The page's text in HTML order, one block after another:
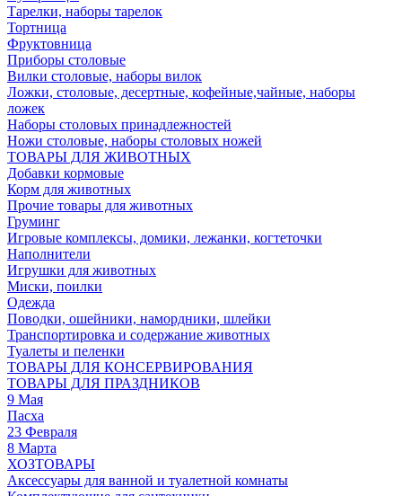
Тарелки, наборы тарелок
Тортница
Фруктовница
Приборы столовые
Вилки столовые, наборы вилок
Ложки, столовые, десертные, кофейные,чайные, наборы
ложек
Наборы столовых принадлежностей
Ножи столовые, наборы столовых ножей
ТОВАРЫ ДЛЯ ЖИВОТНЫХ
Добавки кормовые
Корм для животных
Прочие товары для животных
Груминг
Игровые комплексы, домики, лежанки, когтеточки
Наполнители
Игрушки для животных
Миски, поилки
Одежда
Поводки, ошейники, намордники, шлейки
Транспортировка и содержание животных
Туалеты и пеленки
ТОВАРЫ ДЛЯ КОНСЕРВИРОВАНИЯ
ТОВАРЫ ДЛЯ ПРАЗДНИКОВ
9 Мая
Пасха
23 Февраля
8 Марта
ХОЗТОВАРЫ
Аксессуары для ванной и туалетной комнаты